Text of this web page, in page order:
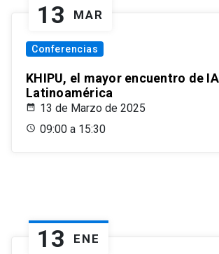
13 MAR
Conferencias
KHIPU, el mayor encuentro de
Latinoamérica
13 de Marzo de 2025
09:00 a 15:30
13 ENE